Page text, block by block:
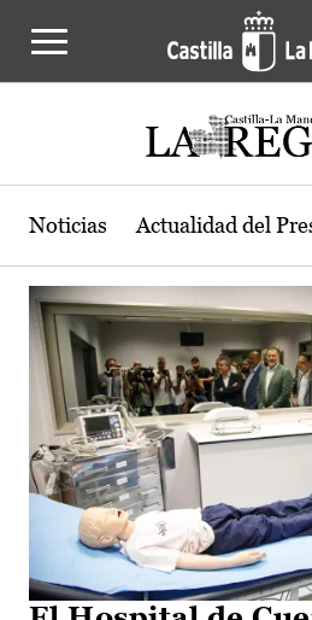
Actualidad de la
Noticias Actualidad del